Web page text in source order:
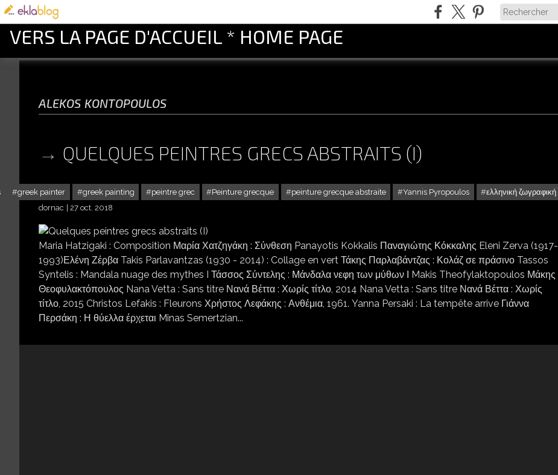
VERS LA PAGE D'ACCUEIL * HOME PAGE
alekos kontopoulos
QUELQUES PEINTRES GRECS ABSTRAITS (I)
greek painter greek painting peintre grec Peinture grecque peinture grecque abstraite Yannis Pyropoulos
ελληνική ζωγραφική
dornac
27 oct. 2018
Maria Hatzigaki : Composition Μαρία Χατζηγάκη : Σύνθεση Panayotis Kokkalis Παναγιώτης Κόκκαλης Eleni Zerva (1917-
1993)Ελένη Ζέρβα Takis Parlavantzas (1930 - 2014) : Collage en vert Τάκης Παρλαβάντζας : Κολάζ σε πράσινο Tassos
Syntelis : Mandala nuage des mythes I Τάσσος Σύντελης : Μάνδαλα νεφη των μύθων Ι Makis Theofylaktopoulos Μάκης
Θεοφυλακτόπουλος Nana Vetta : Sans titre Νανά Βέττα : Χωρίς τίτλο, 2014 Nana Vetta : Sans titre Νανά Βέττα : Χωρίς
τίτλο, 2015 Christos Lefakis : Fleurons Χρήστος Λεφάκης : Ανθέμια, 1961. Yanna Persaki : La tempête arrive Γιάννα
Περσάκη : Η θύελλα έρχεται Minas Semertzian...